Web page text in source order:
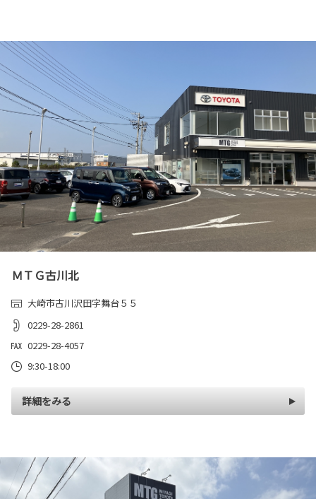
ＭＴＧ古川北
大崎市古川沢田字舞台５５
0229-28-2861
0229-28-4057
9:30-18:00
詳細をみる